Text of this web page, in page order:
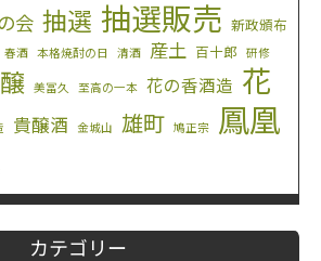
会 抽選 抽選販売 新政頒布
春酒 本格焼酎の日 清酒 産土 百十郎 研修
美冨久 至高の一本 花の香酒造 花
貴醸酒 金城山 雄町 鳩正宗
鳳凰
カテゴリー